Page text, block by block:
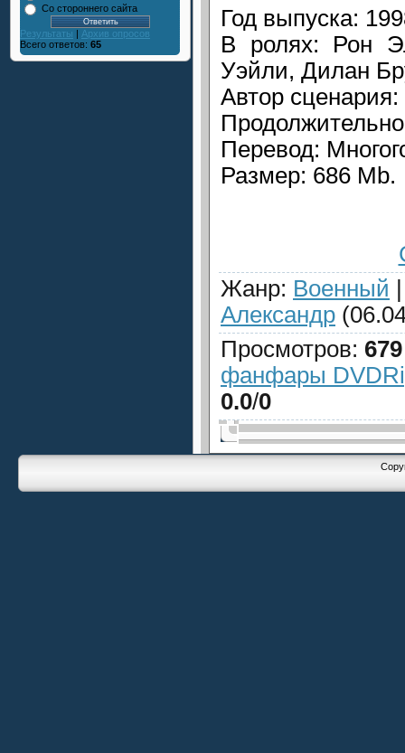
Со стороннего сайта
Результаты | Архив опросов
Всего ответов: 65
Год выпуска:
В ролях: Рон
Уэйли, Дилан
Автор
Перевод:
Размер: 686 Mb.
Жанр: Военный
Александр
Просмотров: 679
фанфары
0.0/0